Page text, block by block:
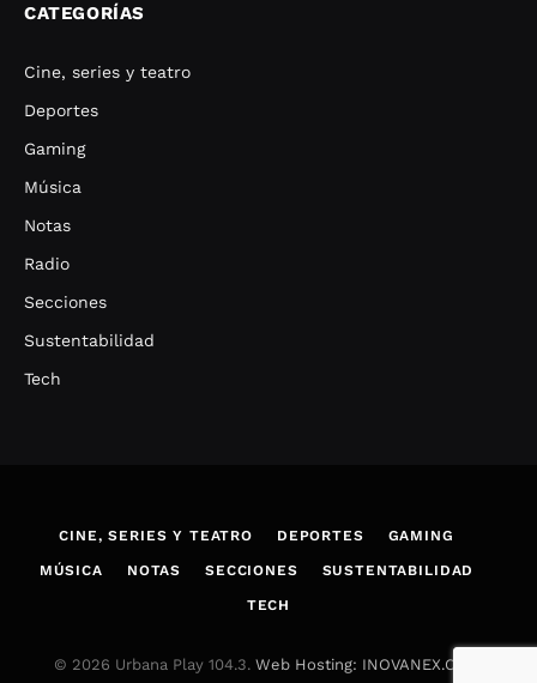
CATEGORÍAS
Cine, series y teatro
Deportes
Gaming
Música
Notas
Radio
Secciones
Sustentabilidad
Tech
CINE, SERIES Y TEATRO DEPORTES GAMING
MÚSICA NOTAS SECCIONES SUSTENTABILIDAD
TECH
© 2026 Urbana Play 104.3. Web Hosting: INOVANEX.COM